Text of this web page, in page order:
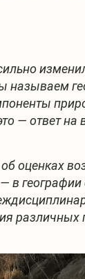
называем
— ответ на
оценках
в
различных